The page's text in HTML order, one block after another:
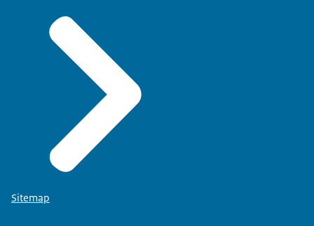
Sitemap